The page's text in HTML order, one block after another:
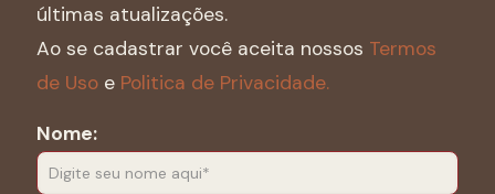
últimas atualizações.
Ao se cadastrar você aceita nossos Termos
de Uso e Politica de Privacidade.
Nome: